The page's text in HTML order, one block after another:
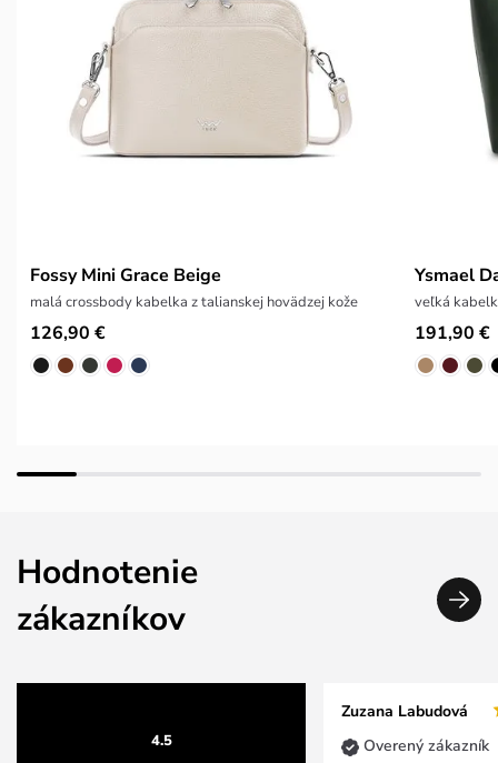
Fossy Mini Grace Beige
malá crossbody kabelka z talianskej hovädzej kože
126,90 €
Ysmael
veľká
191,90 €
Hodnotenie
zákazníkov
4.5
Zuzana Labudová
Overený zákazník